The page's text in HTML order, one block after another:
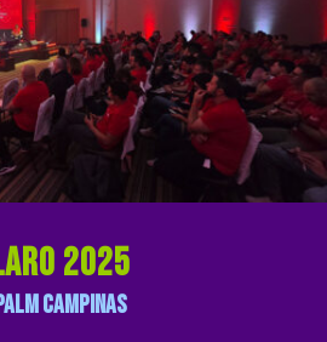
2025
campinas